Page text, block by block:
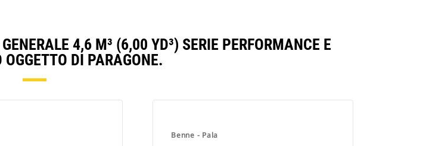
4,6 M³ (6,00 YD³) SERIE PERFORMANCE E
DI PARAGONE.
Benne - Pala